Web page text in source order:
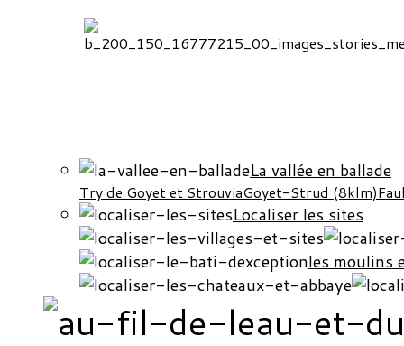
La vallée en ballade
Try de Goyet et StrouviaGoyet-Strud (8klm)
Localiser les sites
les moulins